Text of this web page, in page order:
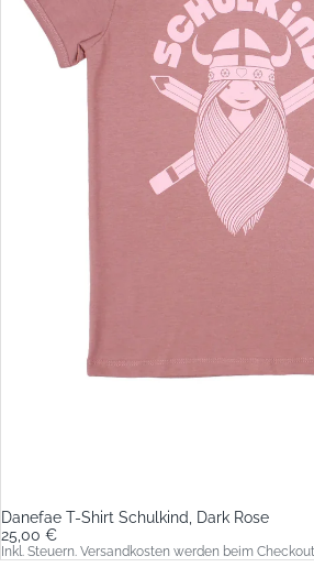
Danefae T-Shirt Schulkind, Dark Rose
25,00 €
Inkl. Steuern. Versandkosten werden beim